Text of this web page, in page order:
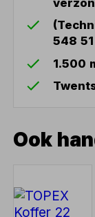
548
1.500
Ook